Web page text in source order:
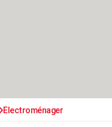
Electroménager